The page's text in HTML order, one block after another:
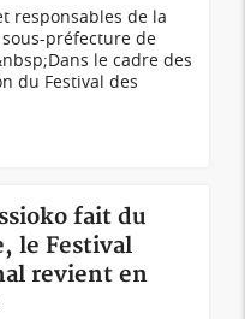
responsables de la
préfecture de
le cadre des
du Festival des
fait du
le Festival
revient en